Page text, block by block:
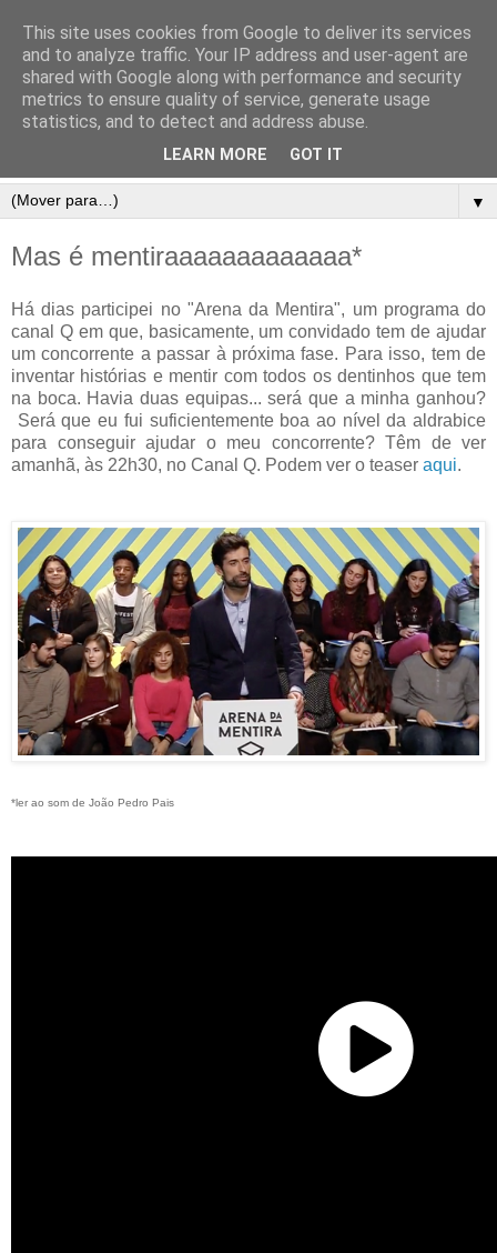
▼
Mas é mentiraaaaaaaaaaaaa*
Há dias participei no "Arena da Mentira", um programa do
canal Q em que, basicamente, um convidado tem de ajudar
um concorrente a passar à próxima fase. Para isso, tem de
inventar histórias e mentir com todos os dentinhos que tem
na boca. Havia duas equipas... será que a minha ganhou?
Será que eu fui suficientemente boa ao nível da aldrabice
para conseguir ajudar o meu concorrente? Têm de ver
amanhã, às 22h30, no Canal Q. Podem ver o teaser aqui.
*ler ao som de João Pedro Pais
This site uses cookies from Google to deliver its services
and to analyze traffic. Your IP address and user-agent are
shared with Google along with performance and security
metrics to ensure quality of service, generate usage
statistics, and to detect and address abuse.
LEARN MORE GOT IT